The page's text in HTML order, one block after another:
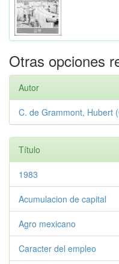
Otras opciones
Autor
C. de Grammont, Hubert
Título
1983
Acumulacion de capital
Agro mexicano
Caracter del empleo